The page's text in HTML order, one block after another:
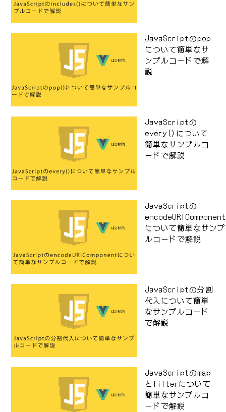
JavaScriptのpop
について簡単なサ
ンプルコードで解
説
JavaScriptの
every()について
簡単なサンプルコ
ードで解説
JavaScriptの
encodeURIComponent
について簡単なサンプ
ルコードで解説
JavaScriptの分割
代入について簡単
なサンプルコード
で解説
JavaScriptのmap
とfilterについて
簡単なサンプルコ
ードで解説